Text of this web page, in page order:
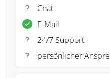
Chat
E-Mail
24/7 Support
persönlicher